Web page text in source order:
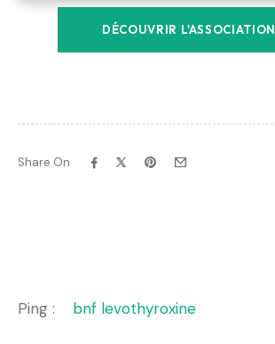
DÉCOUVRIR L'ASSOCIATION
Share On
Ping : bnf levothyroxine